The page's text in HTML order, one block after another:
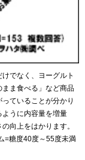
でなく、ヨーグルト
ま食べる」など商品
ていることが分かり
ように内容量を増量
向上をはかります。
=糖度40度～55度未満